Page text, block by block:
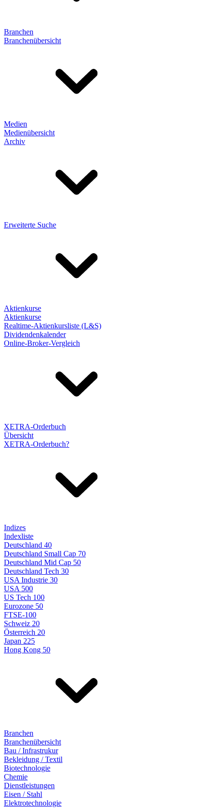
Branchen
Branchenübersicht
Medien
Medienübersicht
Archiv
Erweiterte Suche
Aktienkurse
Aktienkurse
Realtime-Aktienkursliste (L&S)
Dividendenkalender
Online-Broker-Vergleich
XETRA-Orderbuch
Übersicht
XETRA-Orderbuch?
Indizes
Indexliste
Deutschland 40
Deutschland Small Cap 70
Deutschland Mid Cap 50
Deutschland Tech 30
USA Industrie 30
USA 500
US Tech 100
Eurozone 50
FTSE-100
Schweiz 20
Österreich 20
Japan 225
Hong Kong 50
Branchen
Branchenübersicht
Bau / Infrastrukur
Bekleidung / Textil
Biotechnologie
Chemie
Dienstleistungen
Eisen / Stahl
Elektrotechnologie